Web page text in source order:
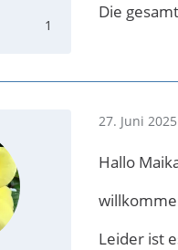
1
Die
27. Juni
Hallo
Leider ist